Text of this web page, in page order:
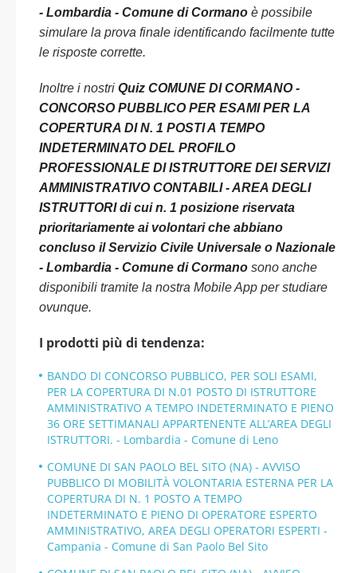
- Lombardia - Comune di Cormano è possibile
simulare la prova finale identificando facilmente tutte
le risposte corrette.
Inoltre i nostri Quiz COMUNE DI CORMANO -
CONCORSO PUBBLICO PER ESAMI PER LA
COPERTURA DI N. 1 POSTI A TEMPO
INDETERMINATO DEL PROFILO
PROFESSIONALE DI ISTRUTTORE DEI SERVIZI
AMMINISTRATIVO CONTABILI - AREA DEGLI
ISTRUTTORI di cui n. 1 posizione riservata
prioritariamente ai volontari che abbiano
concluso il Servizio Civile Universale o Nazionale
- Lombardia - Comune di Cormano sono anche
disponibili tramite la nostra Mobile App per studiare
ovunque.
I prodotti più di tendenza:
BANDO DI CONCORSO PUBBLICO, PER SOLI ESAMI,
PER LA COPERTURA DI N.01 POSTO DI ISTRUTTORE
AMMINISTRATIVO A TEMPO INDETERMINATO E PIENO
36 ORE SETTIMANALI APPARTENENTE ALL’AREA DEGLI
ISTRUTTORI. - Lombardia - Comune di Leno
COMUNE DI SAN PAOLO BEL SITO (NA) - AVVISO
PUBBLICO DI MOBILITÀ VOLONTARIA ESTERNA PER LA
COPERTURA DI N. 1 POSTO A TEMPO
INDETERMINATO E PIENO DI OPERATORE ESPERTO
AMMINISTRATIVO, AREA DEGLI OPERATORI ESPERTI -
Campania - Comune di San Paolo Bel Sito